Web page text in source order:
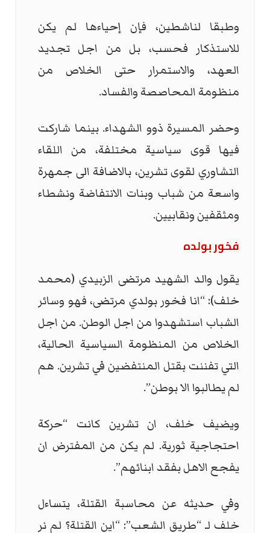
وطبقا لناشطين، فإن إحياءها لم يكن
للاستذكار فحسب، بل من اجل تجديد
العهد، والاستمرار حتى الخلاص من
منظومة المحاصصة والفساد.
وحضر المسيرة ذوو الشهداء. بينما شاركت
فيها قوى سياسية مختلفة، من اللقاء
التشاوري لقوى تشرين، بالاضافة الى جمهرة
واسعة من شباب وبنات الانتفاضة ونشطاء
ومثقفين ونقابيين.
فخور بولده
يقول والد الشهيد مرتضى الزبيدي (محمد
خلف): “انا فخور بولدي مرتضى، فهو وسائر
الشباب استشهدوا من اجل الوطن. من اجل
الخلاص من المنظومة السياسية الحالية،
التي تفننت بقتل المنتفضين في تشرين. هم
لم يطالبوا الا بوطن”.
ويضيف خلف، ان تشرين كانت “حركة
احتجاجية ثورية. لم يكن من المفترض ان
يفجع الاهل بفقد ابنائهم”.
وفي حديثه عن محاسبة القتلة، يتساءل
خلف لـ “طريق الشعب”: “اين القتلة؟ لم نر